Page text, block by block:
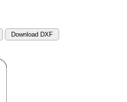
Download DXF